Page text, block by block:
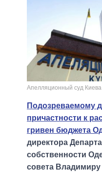
Апелляционный суд Киева
Подозреваемому
причастности к
гривен бюджета
директора
собственности
совета